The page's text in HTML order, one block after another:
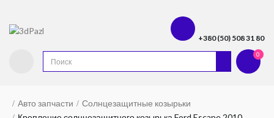
+380 (50) 508 31 80
0
Авто запчасти
Солнцезащитные козырьки